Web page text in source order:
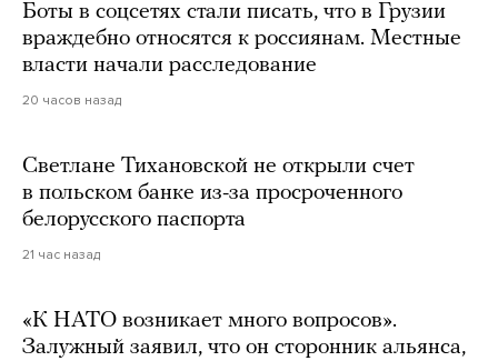
Боты в соцсетях стали писать, что в Грузии
враждебно относятся к россиянам. Местные
власти начали расследование
20 часов назад
Светлане Тихановской не открыли счет
в польском банке из-за просроченного
белорусского паспорта
21 час назад
«К НАТО возникает много вопросов».
Залужный заявил, что он сторонник альянса,